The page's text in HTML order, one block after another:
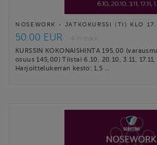
NOSEWORK - JATKOKURSSI (TI) KLO
50.00 EUR
4 in stock
KURSSIN KOKONAISHINTA 195,00
osuus 145,00) Tiistai 6.10, 20.10, 3.11, 17.11,
Harjoittelukerran kesto: 1,5 …